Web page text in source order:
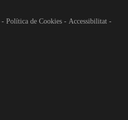
- Política de Cookies - Accessibilitat -